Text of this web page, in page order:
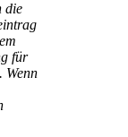
die
für
Wenn